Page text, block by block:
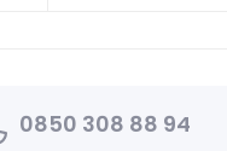
0850 308 88 94